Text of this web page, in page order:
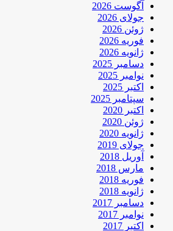
آگوست 2026
جولای 2026
ژوئن 2026
فوریه 2026
ژانویه 2026
دسامبر 2025
نوامبر 2025
اکتبر 2025
سپتامبر 2025
اکتبر 2020
ژوئن 2020
ژانویه 2020
جولای 2019
آوریل 2018
مارس 2018
فوریه 2018
ژانویه 2018
دسامبر 2017
نوامبر 2017
اکتبر 2017